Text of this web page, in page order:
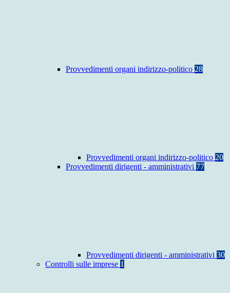
Provvedimenti organi indirizzo-politico 28
Provvedimenti organi indirizzo-politico 20
Provvedimenti dirigenti - amministrativi 77
Provvedimenti dirigenti - amministrativi 30
Controlli sulle imprese 1